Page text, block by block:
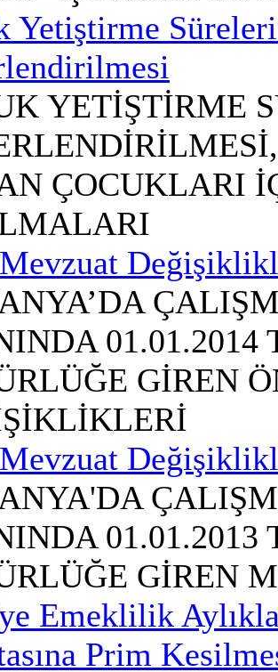
Yetiştirme
YETİŞTİRME
ÇOCUKLARI
01.01.2014
GİREN
01.01.2013
GİREN
Emeklilik
Prim